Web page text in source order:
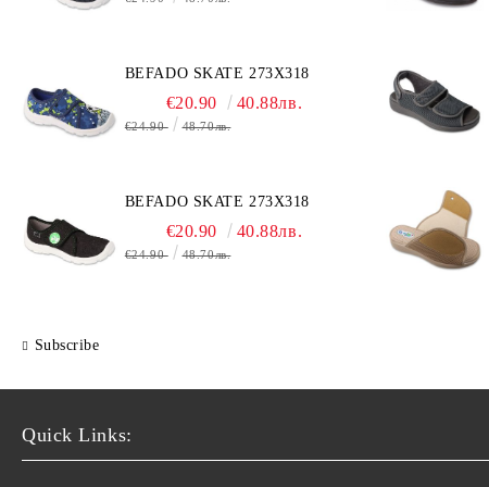
BEFADO SKATE 273X318
€20.90 40.88лв.
€24.90 48.70лв.
BEFADO SKATE 273X318
€20.90 40.88лв.
€24.90 48.70лв.
Subscribe
Quick Links: